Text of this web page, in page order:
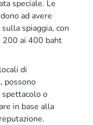
speciale. Le
ad avere
spiaggia, con
200 ai 400 baht
di
possono
o
in base alla